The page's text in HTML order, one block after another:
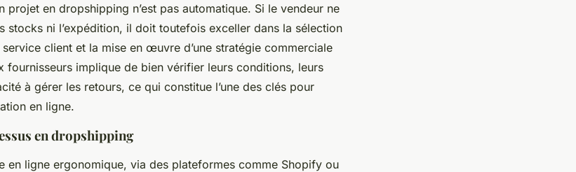
projet en dropshipping n’est pas automatique. Si le vendeur ne
stocks ni l’expédition, il doit toutefois exceller dans la sélection
client et la mise en œuvre d’une stratégie commerciale
fournisseurs implique de bien vérifier leurs conditions, leurs
à gérer les retours, ce qui constitue l’une des clés pour
en ligne.
en dropshipping
en ligne ergonomique, via des plateformes comme Shopify ou